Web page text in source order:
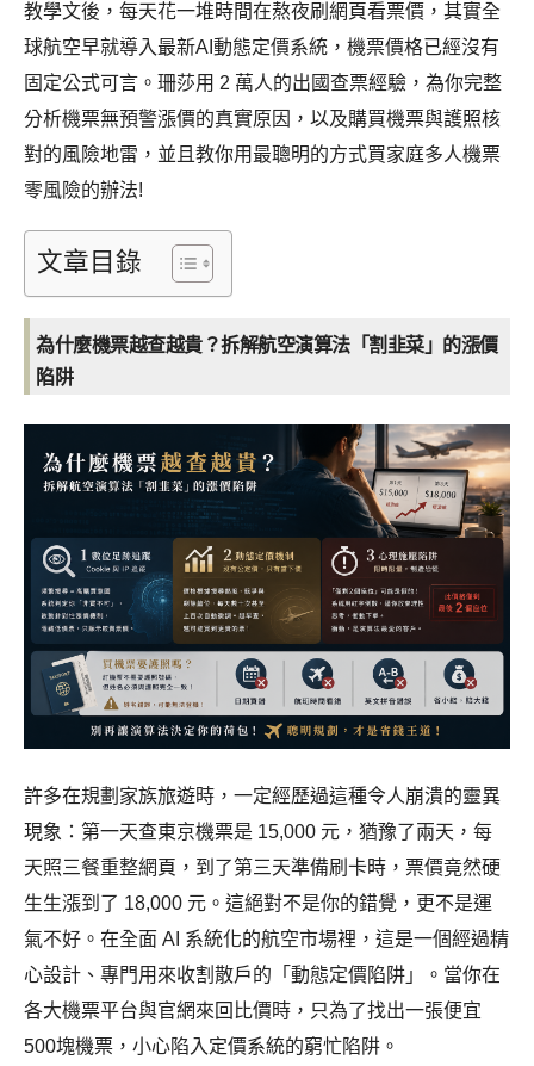
教學文後，每天花一堆時間在熬夜刷網頁看票價，其實全
球航空早就導入最新AI動態定價系統，機票價格已經沒有
固定公式可言。珊莎用 2 萬人的出國查票經驗，為你完整
分析機票無預警漲價的真實原因，以及購買機票與護照核
對的風險地雷，並且教你用最聰明的方式買家庭多人機票
零風險的辦法!
文章目錄
為什麼機票越查越貴？拆解航空演算法「割韭菜」的漲價
陷阱
許多在規劃家族旅遊時，一定經歷過這種令人崩潰的靈異
現象：第一天查東京機票是 15,000 元，猶豫了兩天，每
天照三餐重整網頁，到了第三天準備刷卡時，票價竟然硬
生生漲到了 18,000 元。這絕對不是你的錯覺，更不是運
氣不好。在全面 AI 系統化的航空市場裡，這是一個經過精
心設計、專門用來收割散戶的「動態定價陷阱」。當你在
各大機票平台與官網來回比價時，只為了找出一張便宜
500塊機票，小心陷入定價系統的窮忙陷阱。